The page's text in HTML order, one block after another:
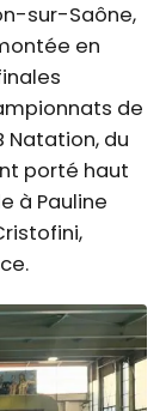
sur-Saône,
en
de
Natation, du
porté haut
à Pauline